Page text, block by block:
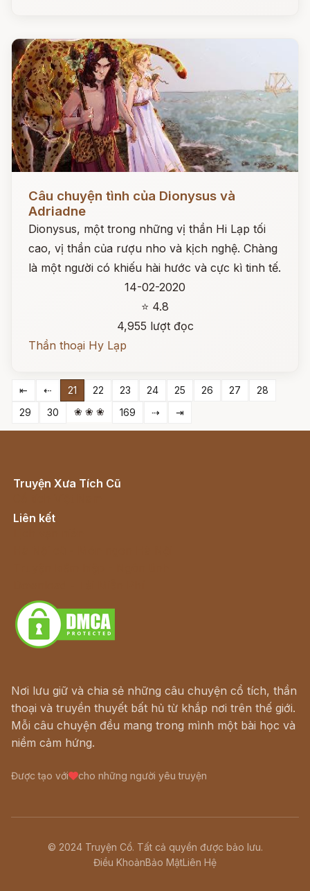
Câu chuyện tình của Dionysus và
Adriadne
Dionysus, một trong những vị thần Hi Lạp tối
cao, vị thần của rượu nho và kịch nghệ. Chàng
là một người có khiếu hài hước và cực kì tinh tế.
14-02-2020
⭐ 4.8
4,955 lượt đọc
Thần thoại Hy Lạp
⇤ ⇠ 21 22 23 24 25 26 27
28
29
30 ❀ ❀ ❀ 169 ⇢ ⇥
Truyện Xưa Tích Cũ
Liên kết
Nơi lưu giữ và chia sẻ những câu chuyện cổ tích, thần
thoại và truyền thuyết bất hủ từ khắp nơi trên thế giới.
Mỗi câu chuyện đều mang trong mình một bài học và
niềm cảm hứng.
Được tạo với cho những người yêu truyện
© 2024 Truyện Cổ. Tất cả quyền được bảo lưu.
Điều KhoảnBảo MậtLiên Hệ